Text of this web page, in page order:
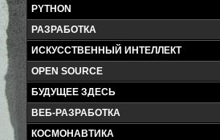
PYTHON
РАЗРАБОТКА
ИСКУССТВЕННЫЙ ИНТЕЛЛЕКТ
OPEN SOURCE
БУДУЩЕЕ ЗДЕСЬ
ВЕБ-РАЗРАБОТКА
КОСМОНАВТИКА